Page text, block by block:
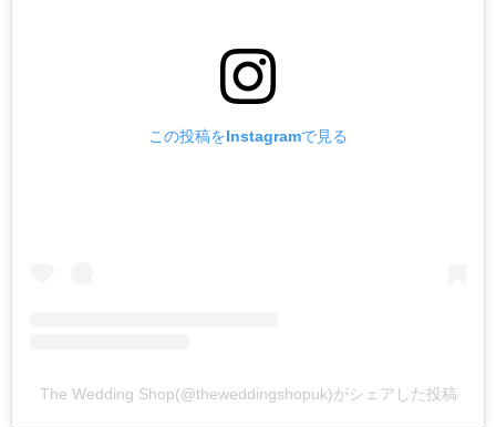
この投稿をInstagramで見る
The Wedding Shop(@theweddingshopuk)がシェアした投稿